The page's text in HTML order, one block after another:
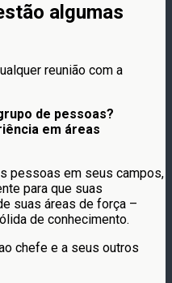
algumas
reunião com a
de pessoas?
em áreas
pessoas em seus campos,
para que suas
suas áreas de força –
de conhecimento.
chefe e a seus outros